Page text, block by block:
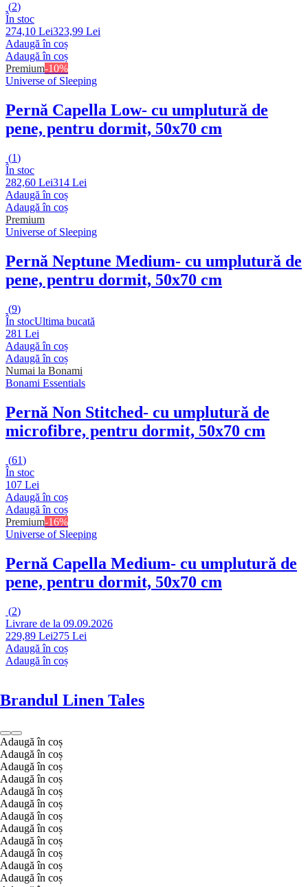
(2)
În stoc
274,10 Lei323,99 Lei
Adaugă în coș
Adaugă în coș
Premium-10%
Universe of Sleeping
Pernă Capella Low- cu umplutură de
pene, pentru dormit, 50x70 cm
(1)
În stoc
282,60 Lei314 Lei
Adaugă în coș
Adaugă în coș
Premium
Universe of Sleeping
Pernă Neptune Medium- cu umplutură de
pene, pentru dormit, 50x70 cm
(9)
În stocUltima bucată
281 Lei
Adaugă în coș
Adaugă în coș
Numai la Bonami
Bonami Essentials
Pernă Non Stitched- cu umplutură de
microfibre, pentru dormit, 50x70 cm
(61)
În stoc
107 Lei
Adaugă în coș
Adaugă în coș
Premium-16%
Universe of Sleeping
Pernă Capella Medium- cu umplutură de
pene, pentru dormit, 50x70 cm
(2)
Livrare de la 09.09.2026
229,89 Lei275 Lei
Adaugă în coș
Adaugă în coș
Brandul Linen Tales
Adaugă în coș
Adaugă în coș
Adaugă în coș
Adaugă în coș
Adaugă în coș
Adaugă în coș
Adaugă în coș
Adaugă în coș
Adaugă în coș
Adaugă în coș
Adaugă în coș
Adaugă în coș